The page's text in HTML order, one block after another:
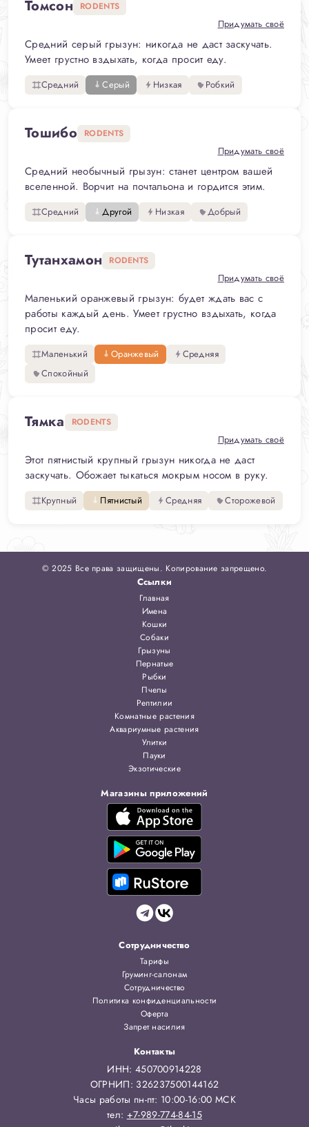
Томсон RODENTS
Придумать своё
Средний серый грызун: никогда не даст заскучать.
Умеет грустно вздыхать, когда просит еду.
Средний Серый Низкая Робкий
Тошибо RODENTS
Придумать своё
Средний необычный грызун: станет центром вашей
вселенной. Ворчит на почтальона и гордится этим.
Средний Другой Низкая Добрый
Тутанхамон RODENTS
Придумать своё
Маленький оранжевый грызун: будет ждать вас с
работы каждый день. Умеет грустно вздыхать, когда
просит еду.
Маленький Оранжевый
Средняя
Спокойный
Тямка RODENTS
Придумать своё
Этот пятнистый крупный грызун никогда не даст
заскучать. Обожает тыкаться мокрым носом в руку.
Крупный Пятнистый Средняя Сторожевой
© 2025 Все права защищены. Копирование запрещено.
Ссылки
Главная
Имена
Кошки
Собаки
Грызуны
Пернатые
Рыбки
Пчелы
Рептилии
Комнатные растения
Аквариумные растения
Улитки
Пауки
Экзотические
Магазины приложений
Сотрудничество
Тарифы
Груминг-салонам
Сотрудничество
Политика конфиденциальности
Оферта
Запрет насилия
Контакты
ИНН: 450700914228
ОГРНИП: 326237500144162
Часы работы пн-пт: 10:00-16:00 МСК
тел: +7-989-774-84-15